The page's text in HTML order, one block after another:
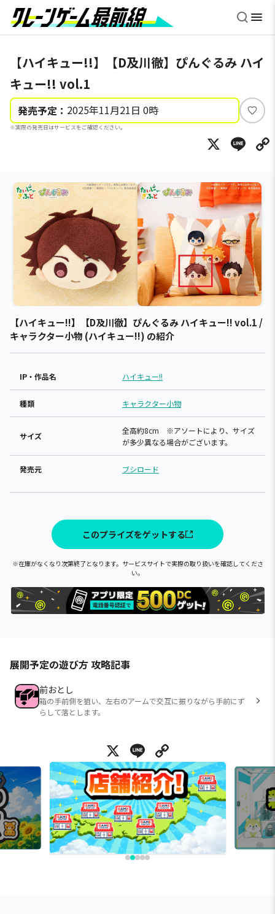
【ハイキュー!!】【D及川徹】ぴんぐるみ ハイ
キュー!! vol.1
発売予定： 2025年11月21日 0時
※実際の発売日はサービスをご確認ください。
い
ね
X
【ハイキュー!!】【D及川徹】ぴんぐるみ ハイキュー!! vol.1 /
キャラクター小物 (ハイキュー!!) の紹介
IP・作品名 ハイキュー!!
種類 キャラクター小物
サイズ
全高約8cm ※アソートにより、サイズ
が多少異なる場合がございます。
発売元 ブシロード
このプライズをゲットする
※在庫がなくなり次第終了となります。サービスサイトで実際の取り扱いを確認してくださ
い。
展開予定の遊び方 攻略記事
前おとし
箱の手前側を狙い、左右のアームで交互に振りながら手前にず
らして落とします。
X Line